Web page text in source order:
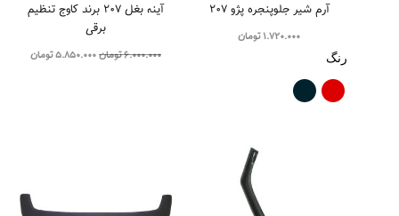
آرم شیر جلوپنجره پژو ۲۰۷
1.720.000 تومان
رنگ
آینه بغل ۲۰۷ برند کاوج تنظیم
برقی
6.000.000تومان5.850.000تومان